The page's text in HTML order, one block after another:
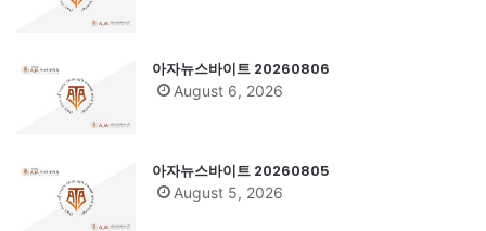
아자뉴스바이트 20260806
August 6, 2026
아자뉴스바이트 20260805
August 5, 2026